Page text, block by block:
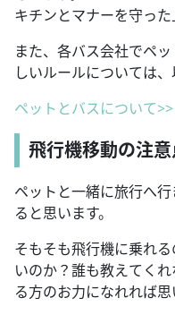
キチンとマナーを守った
また、各バス会社でペ
しいルールについては
ペットとバスについて>>
飛行機移動の注
ペットと一緒に旅行へ
ると思います。
そもそも飛行機に乗れ
いのか？誰も教えてく
る方のお力になれれば思